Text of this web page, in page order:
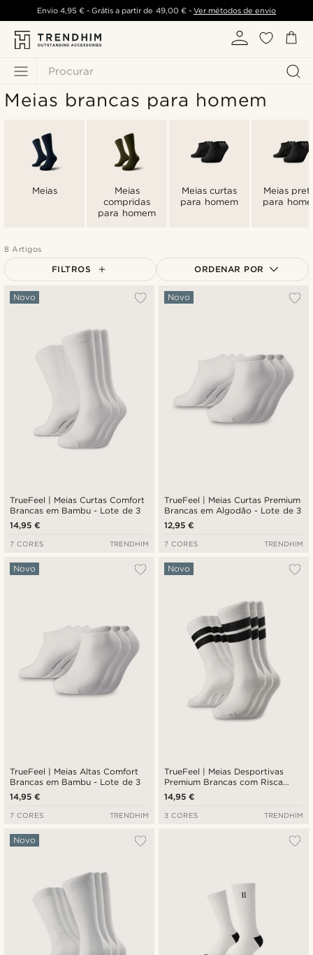
Procurar
Envio 4,95 €- Grátis a partir de 49,00 €- Ver métodos de envio
Meias brancas para homem
Meias
Meias
compridas
para homem
Meias curtas
para homem
Meias
para
8 Artigos
FILTROS ORDENAR POR
Mais vendidos
Preço mais alto
TrueFeel | Meias Curtas Comfort
Brancas em Bambu - Lote de 3
Novo
14,95 €
7 CORES TRENDHIM
TrueFeel | Meias Curtas Premium
Brancas em Algodão - Lote de 3
Novo
12,95 €
7 CORES TRENDHIM
TrueFeel | Meias Altas Comfort
Brancas em Bambu - Lote de 3
Novo
14,95 €
7 CORES TRENDHIM
TrueFeel | Meias Desportivas
Premium Brancas com Risca
Preta em Algodão - Lote de 3
Novo
14,95 €
3 CORES TRENDHIM
Novo